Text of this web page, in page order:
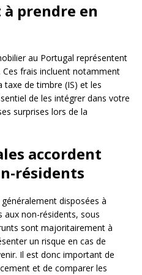
à prendre en
au Portugal représentent
frais incluent notamment
de timbre (IS) et les
de les intégrer dans votre
surprises lors de la
accordent
résidents
disposées à
aux non-résidents, sous
sont majoritairement à
un risque en cas de
Il est donc important de
et de comparer les